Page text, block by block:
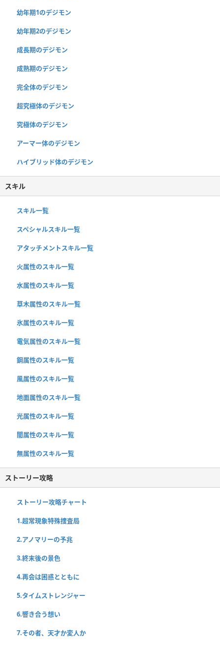
幼年期1のデジモン
幼年期2のデジモン
成長期のデジモン
成熟期のデジモン
完全体のデジモン
超究極体のデジモン
究極体のデジモン
アーマー体のデジモン
ハイブリッド体のデジモン
スキル
スキル一覧
スペシャルスキル一覧
アタッチメントスキル一覧
火属性のスキル一覧
水属性のスキル一覧
草木属性のスキル一覧
氷属性のスキル一覧
電気属性のスキル一覧
鋼属性のスキル一覧
風属性のスキル一覧
地面属性のスキル一覧
光属性のスキル一覧
闇属性のスキル一覧
無属性のスキル一覧
ストーリー攻略
ストーリー攻略チャート
1.超常現象特殊捜査局
2.アノマリーの予兆
3.終末後の景色
4.再会は困惑とともに
5.タイムストレンジャー
6.響き合う想い
7.その者、天才か変人か